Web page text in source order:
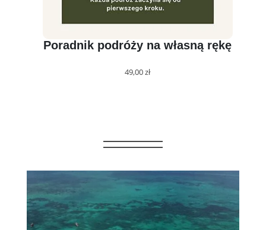
Poradnik podróży na własną rękę
49,00zł